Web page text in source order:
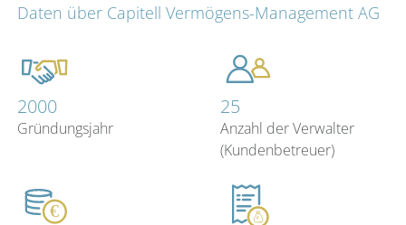
Daten über Capitell Vermögens-Management AG
2000
Gründungsjahr
25
Anzahl der Verwalter
(Kundenbetreuer)